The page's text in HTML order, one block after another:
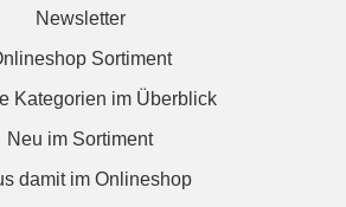
Newsletter
Sortiment
Kategorien im Überblick
Neu im Sortiment
damit im Onlineshop